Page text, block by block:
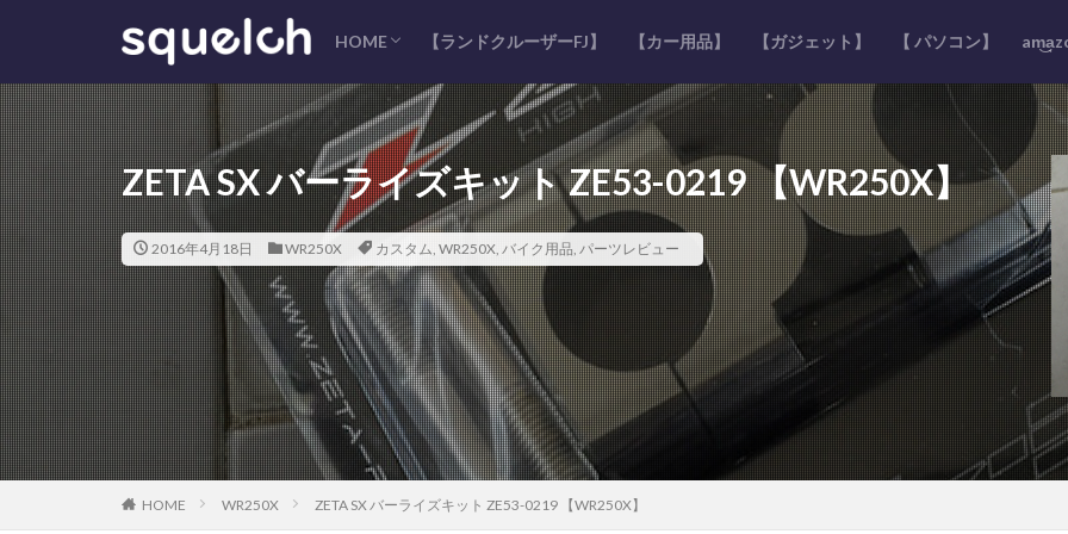
HOME
サイトマップ
プライバシーポリシー
コンタクト
【ランドクルーザーFJ】 【カー用品】 【ガジェット】 【 パソコン】
ZETA SX バーライズキット ZE53-0219 【WR250X】
2016年4月18日 WR250X カスタム, WR250X, バイク用品, パーツレビュー
HOME WR250X ZETA SX バーライズキット ZE53-0219 【WR250X】